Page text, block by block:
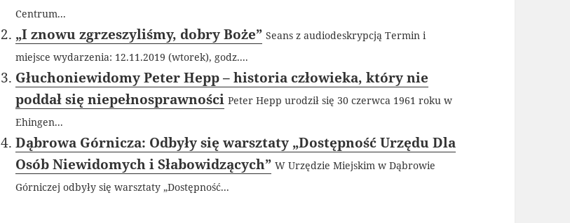
Centrum...
„I znowu zgrzeszyliśmy, dobry Boże” Seans z audiodeskrypcją Termin i
miejsce wydarzenia: 12.11.2019 (wtorek), godz....
Głuchoniewidomy Peter Hepp – historia człowieka, który nie
poddał się niepełnosprawności Peter Hepp urodził się 30 czerwca 1961 roku w
Ehingen...
Dąbrowa Górnicza: Odbyły się warsztaty „Dostępność Urzędu Dla
Osób Niewidomych i Słabowidzących” W Urzędzie Miejskim w Dąbrowie
Górniczej odbyły się warsztaty „Dostępność...